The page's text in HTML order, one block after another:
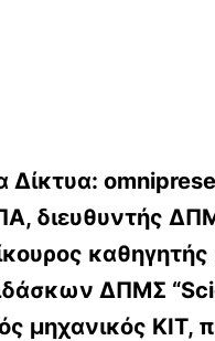
Δίκτυα:
διευθυντής
ΔΠΜΣ
μηχανικός KIT,